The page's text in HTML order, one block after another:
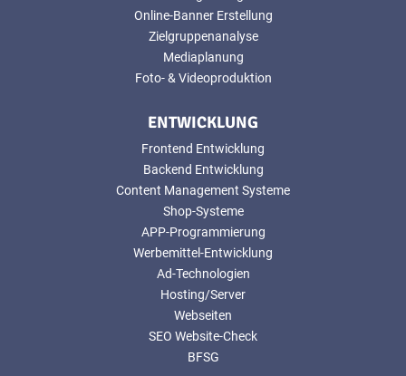
Online-Banner Erstellung
Zielgruppenanalyse
Mediaplanung
Foto- & Videoproduktion
ENTWICKLUNG
Frontend Entwicklung
Backend Entwicklung
Content Management Systeme
Shop-Systeme
APP-Programmierung
Werbemittel-Entwicklung
Ad-Technologien
Hosting/Server
Webseiten
SEO Website-Check
BFSG